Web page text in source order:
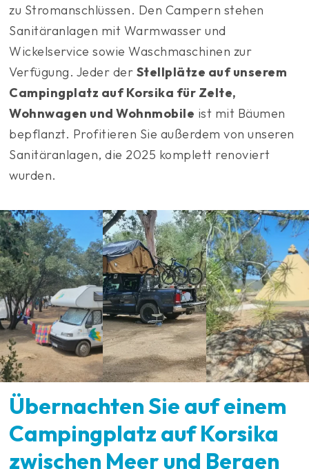
zu Stromanschlüssen. Den Campern stehen
Sanitäranlagen mit Warmwasser und
Wickelservice sowie Waschmaschinen zur
Verfügung. Jeder der Stellplätze auf unserem
Campingplatz auf Korsika für Zelte,
Wohnwagen und Wohnmobile ist mit Bäumen
bepflanzt. Profitieren Sie außerdem von unseren
Sanitäranlagen, die 2025 komplett renoviert
wurden.
Übernachten Sie auf einem
Campingplatz auf Korsika
zwischen Meer und Bergen